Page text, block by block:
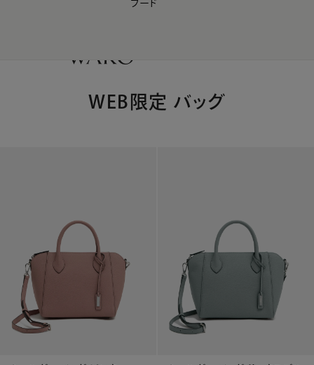
【会員様限定】夏のプレゼントキャンペーン開催中
フード
WEB限定 バッグ